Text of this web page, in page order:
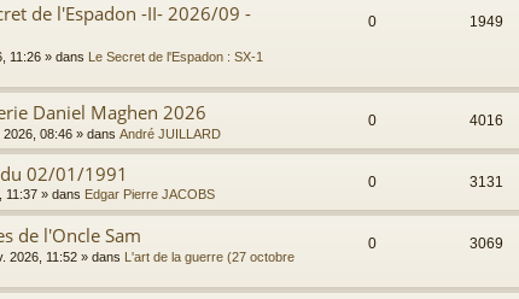
de l'Espadon -II- 2026/09 -
11:26 » dans Le Secret de l'Espadon : SX-1
0 1949
Daniel Maghen 2026
2026, 08:46 » dans André JUILLARD
0 4016
02/01/1991
11:37 » dans Edgar Pierre JACOBS
0 3131
de l'Oncle Sam
2026, 11:52 » dans L'art de la guerre (27 octobre
0 3069